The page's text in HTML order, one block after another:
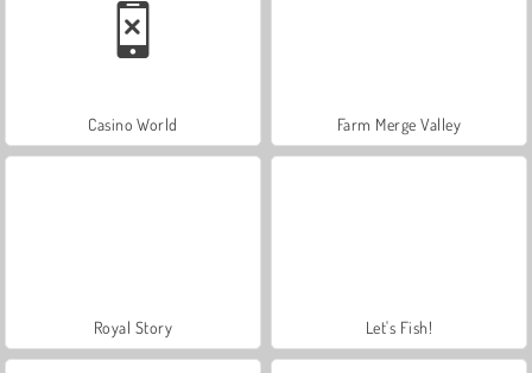
Casino World Farm Merge Valley
Royal Story Let's Fish!